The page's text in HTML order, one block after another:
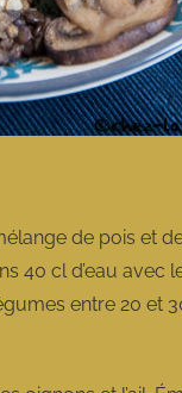
de pois et
40 cl d’eau avec
entre 20 et